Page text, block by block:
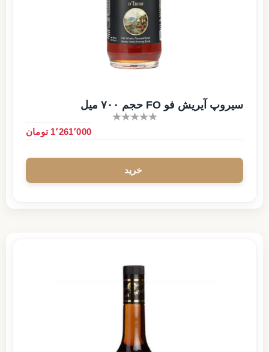
سیروپ آیریش فو FO حجم ۷۰۰ میل
1٬261٬000 تومان